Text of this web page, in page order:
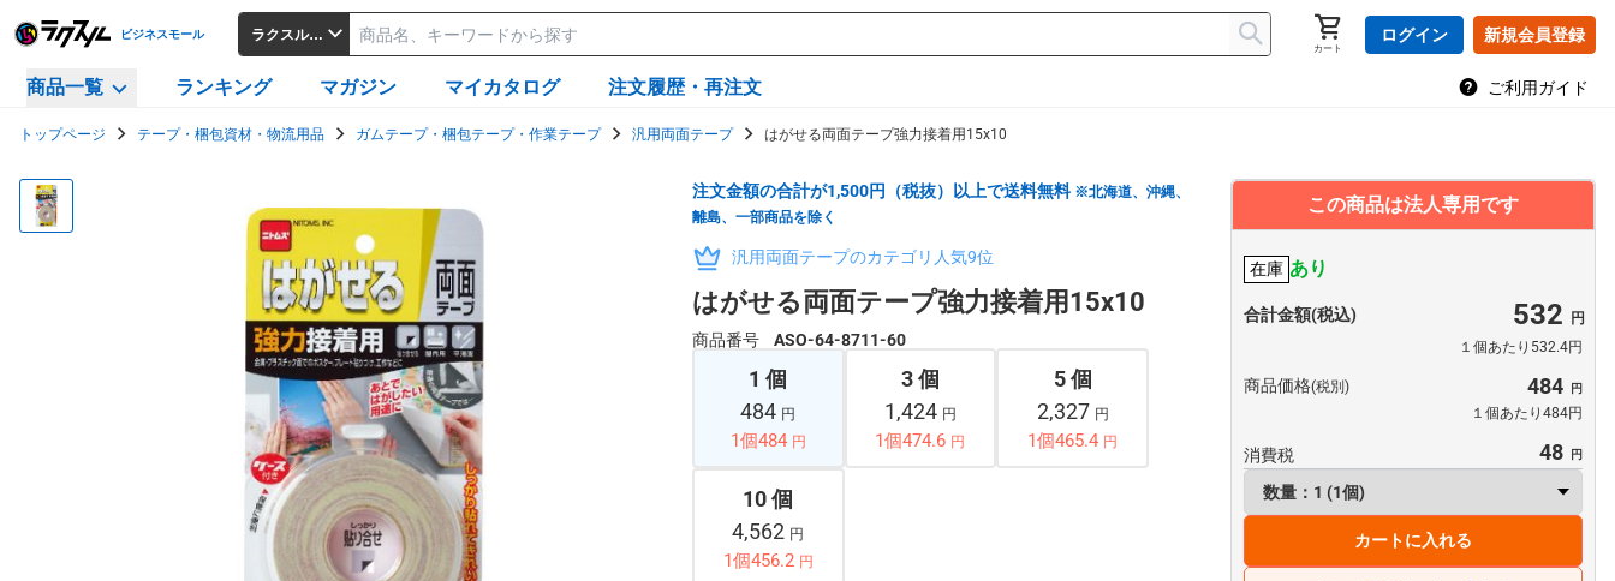
ビジネスモール ラクスルビジネスモール
カート
ログイン 新規会員登録
商品一覧 ランキング マガジン マイカタログ 注文履歴・再注文 ご利用ガイド
トップページ テープ・梱包資材・物流用品 ガムテープ・梱包テープ・作業テープ 汎用両面テープ はがせる両面テープ強力接着用15x10
注文金額の合計が1,500円（税抜）以上で送料無料 ※北海道、沖縄、
離島、一部商品を除く
汎用両面テープのカテゴリ人気9位
はがせる両面テープ強力接着用15x10
商品番号 ASO-64-8711-60
1 個
484 円
1個484 円
3 個
1,424 円
1個474.6 円
5 個
2,327 円
1個465.4 円
10 個
4,562 円
1個456.2 円
この商品は法人専用です
在庫 あり
合計金額(税込) 532
１個あたり532.4円
商品価格(税別) 484
１個あたり484円
消費税 48
カートに入れる